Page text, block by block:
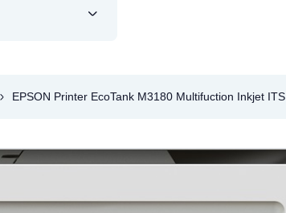
EPSON Printer EcoTank M3180 Multifuction Inkjet ITS